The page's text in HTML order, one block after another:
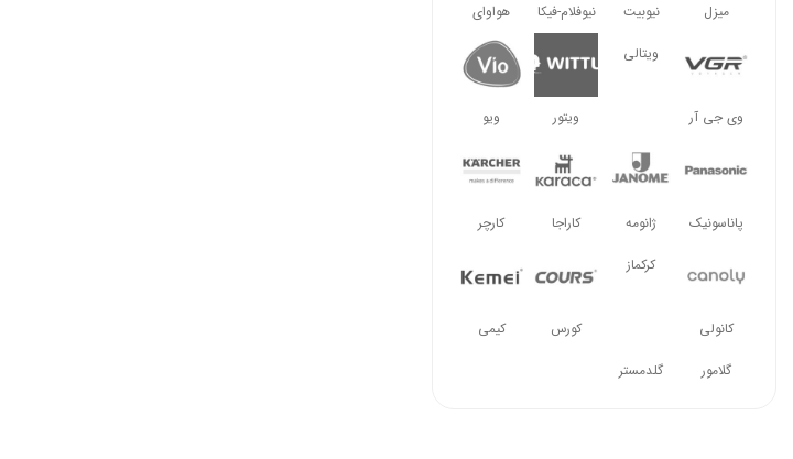
میزل نیوبیت نیوفلام-فیکا هواوای
وی جی آر
ویتالی
ویتور ویو
پاناسونیک ژانومه کاراجا کارچر
کانولی
کرکماز
کورس
کیمی
گلامور
گلدمستر